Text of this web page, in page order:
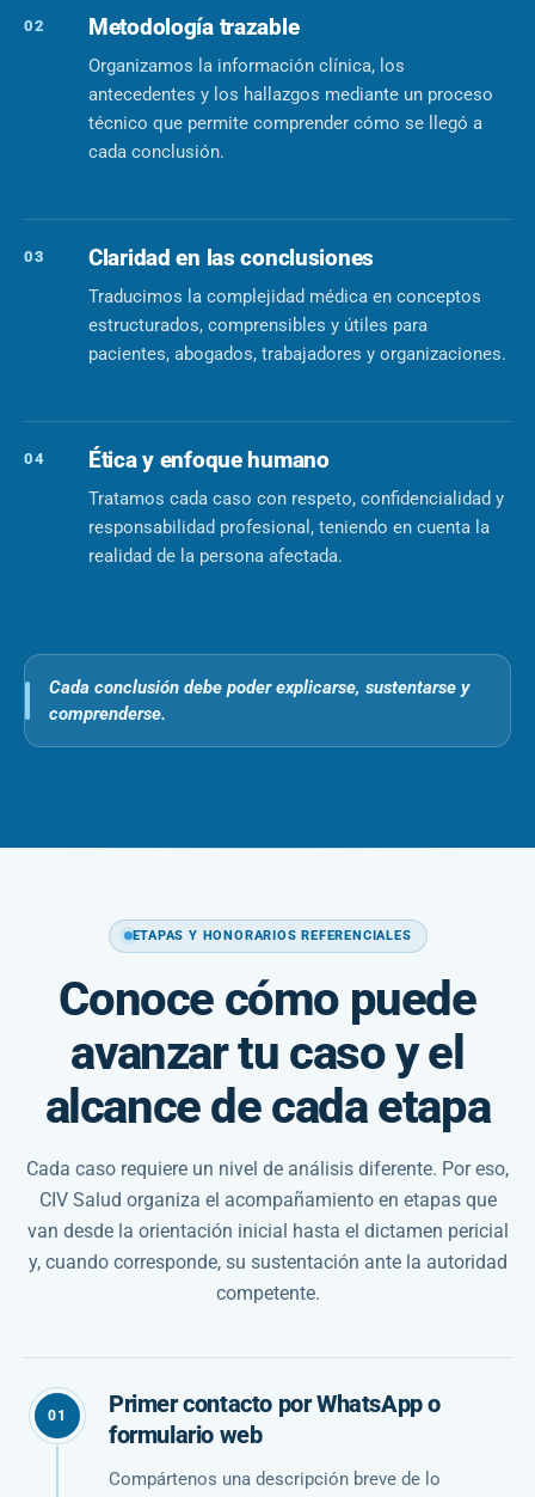
02 Metodología trazable
Organizamos la información clínica, los
antecedentes y los hallazgos mediante un proceso
técnico que permite comprender cómo se llegó a
cada conclusión.
03 Claridad en las conclusiones
Traducimos la complejidad médica en conceptos
estructurados, comprensibles y útiles para
pacientes, abogados, trabajadores y organizaciones.
04 Ética y enfoque humano
Tratamos cada caso con respeto, confidencialidad y
responsabilidad profesional, teniendo en cuenta la
realidad de la persona afectada.
Cada conclusión debe poder explicarse, sustentarse y
comprenderse.
ETAPAS Y HONORARIOS REFERENCIALES
Conoce cómo puede
avanzar tu caso y el
alcance de cada etapa
Cada caso requiere un nivel de análisis diferente. Por eso,
CIV Salud organiza el acompañamiento en etapas que
van desde la orientación inicial hasta el dictamen pericial
y, cuando corresponde, su sustentación ante la autoridad
competente.
01
Primer contacto por WhatsApp o
formulario web
Compártenos una descripción breve de lo